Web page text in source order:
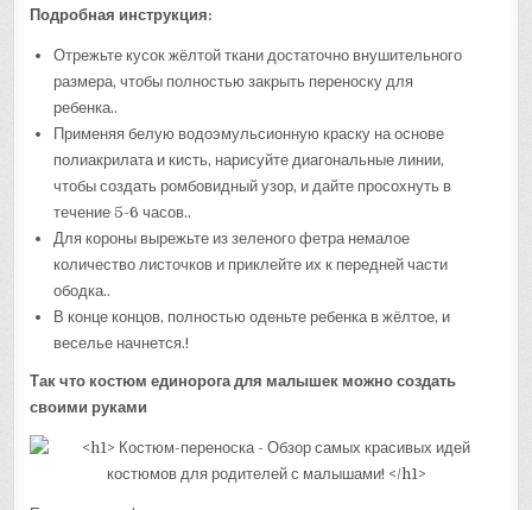
Подробная инструкция:
Отрежьте кусок жёлтой ткани достаточно внушительного
размера, чтобы полностью закрыть переноску для
ребенка..
Применяя белую водоэмульсионную краску на основе
полиакрилата и кисть, нарисуйте диагональные линии,
чтобы создать ромбовидный узор, и дайте просохнуть в
течение 5-6 часов..
Для короны вырежьте из зеленого фетра немалое
количество листочков и приклейте их к передней части
ободка..
В конце концов, полностью оденьте ребенка в жёлтое, и
веселье начнется.!
Так что костюм единорога для малышек можно создать
своими руками